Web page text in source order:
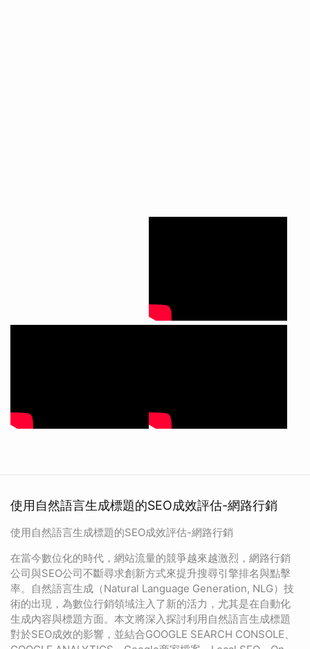
使用自然語言生成標題的SEO成效評估-網路行銷
使用自然語言生成標題的SEO成效評估-網路行銷
在當今數位化的時代，網站流量的競爭越來越激烈，網路行銷
公司與SEO公司不斷尋求創新方式來提升搜尋引擎排名與點擊
率。自然語言生成（Natural Language Generation, NLG）技
術的出現，為數位行銷領域注入了新的活力，尤其是在自動化
生成內容與標題方面。本文將深入探討利用自然語言生成標題
對於SEO成效的影響，並結合GOOGLE SEARCH CONSOLE、